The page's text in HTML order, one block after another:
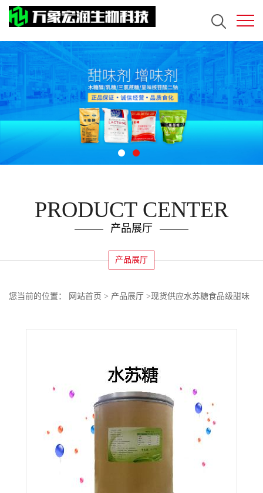
PRODUCT CENTER
产品展厅
产品展厅
您当前的位置： 网站首页 > 产品展厅 >现货供应水苏糖食品级甜味